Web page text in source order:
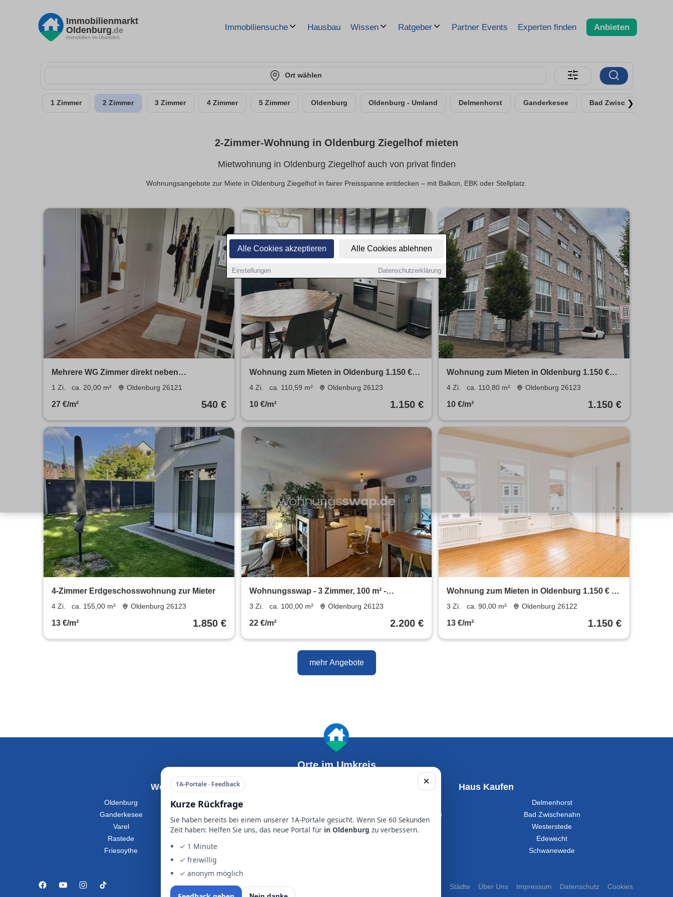
Alle Cookies akzeptieren Alle Cookies ablehnen
Einstellungen Datenschutzerklärung
Immobilienmarkt
Oldenburg.de
Immobilien im Überblick
Immobiliensuche Hausbau Wissen Ratgeber Partner Events Experten finden Anbieten
Ort wählen
1 Zimmer 2 Zimmer 3 Zimmer 4 Zimmer 5 Zimmer Oldenburg Oldenburg - Umland Delmenhorst Ganderkesee Bad Zwischenahn
❯
2-Zimmer-Wohnung in Oldenburg Ziegelhof mieten
Mietwohnung in Oldenburg Ziegelhof auch von privat finden
Wohnungsangebote zur Miete in Oldenburg Ziegelhof in fairer Preisspanne entdecken – mit Balkon, EBK oder Stellplatz.
Mehrere WG Zimmer direkt neben
Fachhochschule - Zentrum Bestlage
1 Zi. ca. 20,00 m² Oldenburg 26121
27 €/m² 540 €
Wohnung zum Mieten in Oldenburg 1.150 €
110.59 m²
4 Zi. ca. 110,59 m² Oldenburg 26123
10 €/m² 1.150 €
Wohnung zum Mieten in Oldenburg 1.150 €
110.8 m²
4 Zi. ca. 110,80 m² Oldenburg 26123
10 €/m² 1.150 €
4-Zimmer Erdgeschosswohnung zur Mieter
4 Zi. ca. 155,00 m² Oldenburg 26123
13 €/m² 1.850 €
Wohnungsswap - 3 Zimmer, 100 m² -
Straßburger Str., Oldenburg
3 Zi. ca. 100,00 m² Oldenburg 26123
22 €/m² 2.200 €
Wohnung zum Mieten in Oldenburg 1.150 € 90
m²
3 Zi. ca. 90,00 m² Oldenburg 26122
13 €/m² 1.150 €
mehr Angebote
×
1A-Portale · Feedback
Kurze Rückfrage
Sie haben bereits bei einem unserer 1A-Portale gesucht. Wenn Sie 60 Sekunden
Zeit haben: Helfen Sie uns, das neue Portal für in Oldenburg zu verbessern.
✓ 1 Minute
✓ freiwillig
✓ anonym möglich
Orte im Umkreis
Wohnung Mieten
Oldenburg
Delmenhorst
Ganderkesee
Varel
Westerstede
Rastede
Friesoythe
Haus Kaufen
Delmenhorst
Ganderkesee
Bad Zwischenahn
Varel
Westerstede
Edewecht
Schwanewede
Städte Über Uns Impressum Datenschutz Cookies